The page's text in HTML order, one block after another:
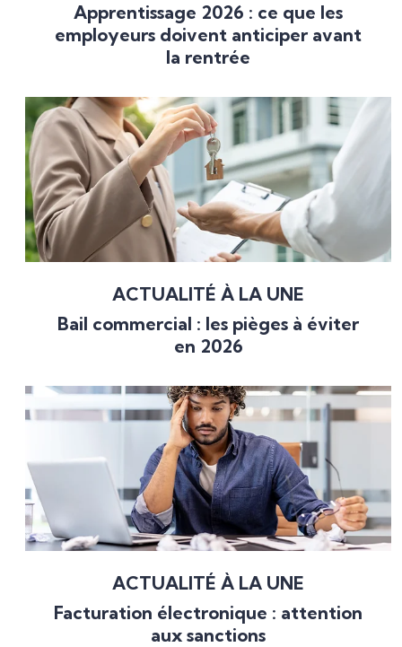
Apprentissage 2026 : ce que les
employeurs doivent anticiper avant
la rentrée
ACTUALITÉ À LA UNE
Bail commercial : les pièges à éviter
en 2026
ACTUALITÉ À LA UNE
Facturation électronique : attention
aux sanctions